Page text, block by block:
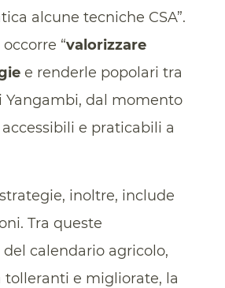
alcune tecniche CSA”.
“valorizzare
e renderle popolari tra
Yangambi, dal momento
e praticabili a
strategie, inoltre, include
Tra queste
calendario agricolo,
tolleranti e migliorate, la